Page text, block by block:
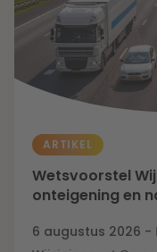
Energie
Zorg & Sociaal
Overheid &
Aanbesteding &
Dichtbij de
woningbouw
Nieuws
English
ARTIKEL
Wetsvoorstel
onteigening en
6 augustus 2026 -